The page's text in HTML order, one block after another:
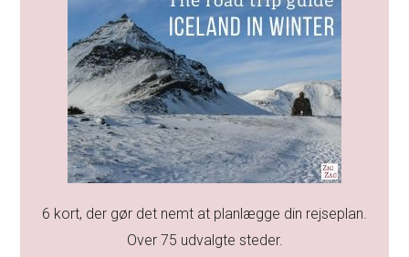
6 kort, der gør det nemt at planlægge din rejseplan.
Over 75 udvalgte steder.